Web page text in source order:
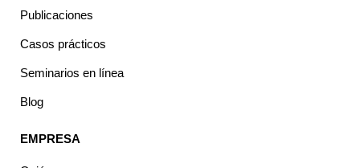
Publicaciones
Casos prácticos
Seminarios en línea
Blog
EMPRESA